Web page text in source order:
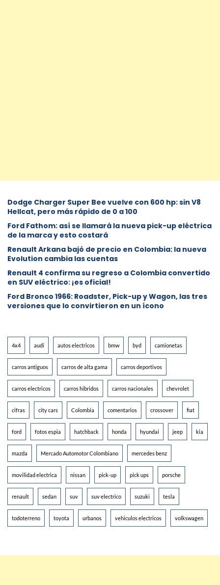
Dodge Charger Super Bee vuelve con 600 hp: sin V8
Hellcat, pero más rápido de 0 a 100
Ford Fathom: así se llamará la nueva pick-up eléctrica
de la marca y esto costará
Renault Arkana bajó de precio en Colombia: la nueva
Evolution cambia las cuentas
Renault 4 confirma su regreso a Colombia convertido
en SUV eléctrico: ¡es oficial!
Ford Bronco 1966: Roadster, Pick-up y Wagon, las tres
versiones que lo convirtieron en un ícono
4x4 audi autos electricos bmw byd camionetas
carros antiguos carros de alta gama carros deportivos
carros electricos carros hibridos carros nacionales chevrolet
cifras city cars Colombia comentarios crossover fiat
ford fotos espia hatchback honda hyundai jeep kia
mazda Mercado Automotor Colombiano mercedes benz
movilidad electrica nissan pick-up pick ups porsche
renault sedan suv suv electrico suzuki tesla
todoterreno toyota urbanos vehiculos electricos volkswagen